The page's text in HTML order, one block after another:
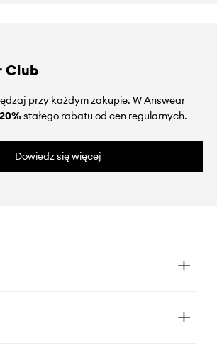
Club
przy każdym zakupie. W Answear
20%stałego rabatu od cen regularnych.
Dowiedz się więcej